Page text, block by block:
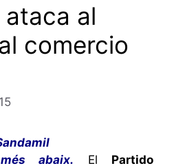
ataca al
comercio
abaix. El Partido